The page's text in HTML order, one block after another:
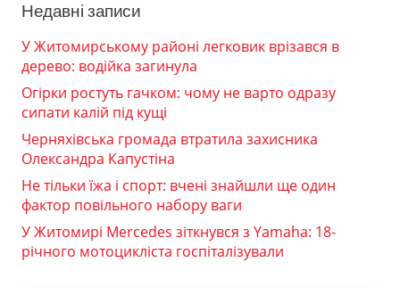
Недавні записи
У Житомирському районі легковик врізався в
дерево: водійка загинула
Огірки ростуть гачком: чому не варто одразу
сипати калій під кущі
Черняхівська громада втратила захисника
Олександра Капустіна
Не тільки їжа і спорт: вчені знайшли ще один
фактор повільного набору ваги
У Житомирі Mercedes зіткнувся з Yamaha: 18-
річного мотоцикліста госпіталізували